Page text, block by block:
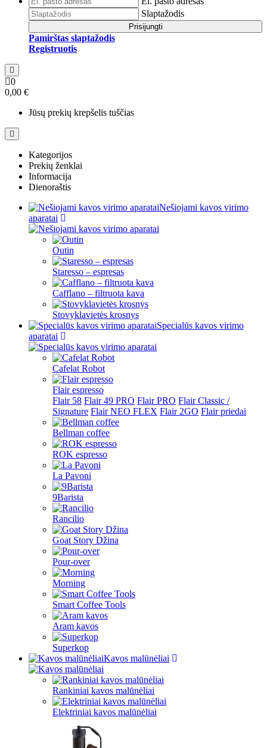
Slaptažodis
Prisijungti
Pamirštas slaptažodis
Registruotis
0
0,00 €
Jūsų prekių krepšelis tuščias
Kategorijos
Prekių ženklai
Informacija
Dienoraštis
Nešiojami kavos virimo
aparatai
Outin
Staresso – espresas
Cafflano – filtruota kava
Stovyklavietės krosnys
Specialūs kavos virimo
aparatai
Cafelat Robot
Flair espresso
Flair 58 Flair 49 PRO Flair PRO Flair Classic /
Signature Flair NEO FLEX Flair 2GO Flair priedai
Bellman coffee
ROK espresso
La Pavoni
9Barista
Rancilio
Goat Story Džina
Pour-over
Morning
Smart Coffee Tools
Aram kavos
Superkop
Kavos malūnėliai
Rankiniai kavos malūnėliai
Elektriniai kavos malūnėliai